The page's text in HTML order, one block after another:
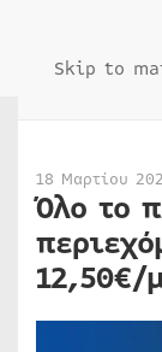
Skip to
18 Μαρτίου
Όλο το
12,50€/